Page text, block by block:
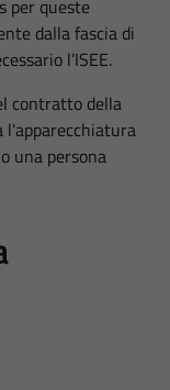
per queste
dalla fascia di
l’ISEE.
contratto della
una persona